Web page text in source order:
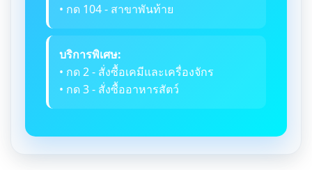
• กด 104 - สาขาพันท้าย
บริการพิเศษ:
• กด 2 - สั่งซื้อเคมีและเครื่องจักร
• กด 3 - สั่งซื้ออาหารสัตว์